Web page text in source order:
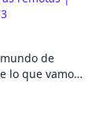
de
lo que vamos